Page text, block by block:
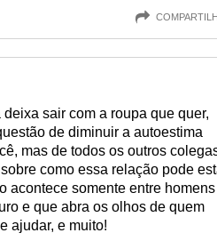
sair com a roupa que quer,
de diminuir a autoestima
mas de todos os outros
como essa relação pode
acontece somente entre
e que abra os olhos de quem
ajudar, e muito!